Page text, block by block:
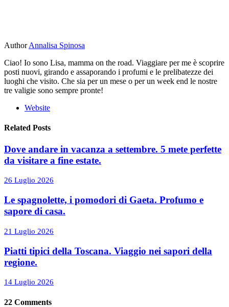
Author Annalisa Spinosa
Ciao! Io sono Lisa, mamma on the road. Viaggiare per me è scoprire
posti nuovi, girando e assaporando i profumi e le prelibatezze dei
luoghi che visito. Che sia per un mese o per un week end le nostre
tre valigie sono sempre pronte!
Website
Related Posts
Dove andare in vacanza a settembre. 5 mete perfette
da visitare a fine estate.
26 Luglio 2026
Le spagnolette, i pomodori di Gaeta. Profumo e
sapore di casa.
21 Luglio 2026
Piatti tipici della Toscana. Viaggio nei sapori della
regione.
14 Luglio 2026
22 Comments